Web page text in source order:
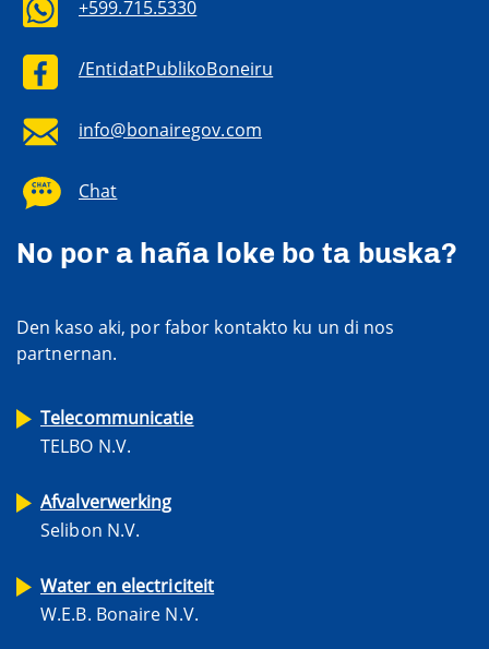
+599.715.5330
/EntidatPublikoBoneiru
info@bonairegov.com
Chat
No por a haña loke bo ta buska?
Den kaso aki, por fabor kontakto ku un di nos
partnernan.
Telecommunicatie
TELBO N.V.
Afvalverwerking
Selibon N.V.
Water en electriciteit
W.E.B. Bonaire N.V.